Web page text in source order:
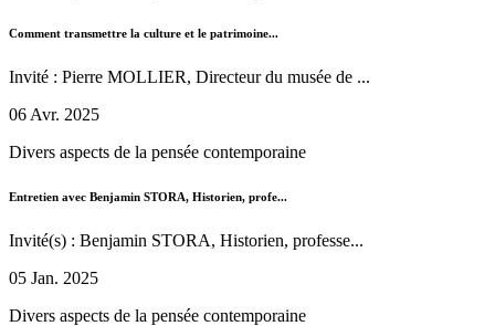
Comment transmettre la culture et le patrimoine...
Invité : Pierre MOLLIER, Directeur du musée de ...
06 Avr. 2025
Divers aspects de la pensée contemporaine
Entretien avec Benjamin STORA, Historien, profe...
Invité(s) : Benjamin STORA, Historien, professe...
05 Jan. 2025
Divers aspects de la pensée contemporaine